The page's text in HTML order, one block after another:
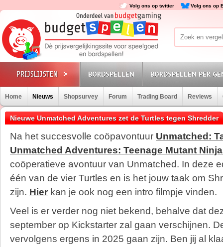
Volg ons op twitter Volg ons op
BORDSPELLEN BORDSPELLEN PER
Home Nieuws Shopsurvey Forum Trading Board Reviews
Nieuwe Unmatched Adventures zet de Turtles tegen Shredder
Na het succesvolle coöpavontuur Unmatched:
Unmatched Adventures: Teenage Mutant
coöperatieve avontuur van Unmatched. In deze
één van de vier Turtles en is het jouw taak om
zijn. Hier kan je ook nog een intro filmpje vinden.
Veel is er verder nog niet bekend, behalve dat
september op Kickstarter zal gaan verschijnen.
vervolgens ergens in 2025 gaan zijn. Ben jij al